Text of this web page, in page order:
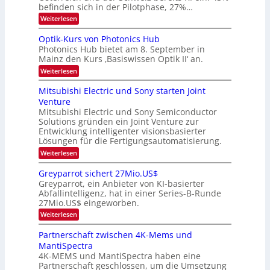
e
r
a
r
b
e
i
n
g
s
-
T
r
e
n
d
s
r
k
e
W
a
c
h
s
u
i
m
e
r
s
t
e
n
H
a
l
b
j
a
r
-
H
e
r
a
e
u
s
-
S
e
n
a
r
befinden sich in der Pilotphase, 27%…
Weiterlesen:
K
-
E
i
n
s
a
t
n
m
m
t
i
n
d
e
r
D
A
C
H
I
n
d
u
Optik-Kurs von Photonics Hub
Photonics Hub bietet am 8. September in
Mainz den Kurs ‚Basiswissen Optik II‘ an.
Weiterlesen:
O
p
t
k
-
K
u
r
s
v
o
n
P
h
o
t
o
n
i
c
H
Mitsubishi Electric und Sony starten Joint
Venture
Mitsubishi Electric und Sony Semiconductor
Solutions gründen ein Joint Venture zur
Entwicklung intelligenter visionsbasierter
Lösungen für die Fertigungsautomatisierung.
Weiterlesen:
M
t
s
u
b
i
s
i
E
e
Greyparrot sichert 27Mio.US$
Greyparrot, ein Anbieter von KI-basierter
Abfallintelligenz, hat in einer Series-B-Runde
27Mio.US$ eingeworben.
Weiterlesen:
G
r
e
y
p
a
Partnerschaft zwischen 4K-Mems und
MantiSpectra
4K-MEMS und MantiSpectra haben eine
Partnerschaft geschlossen, um die Umsetzung